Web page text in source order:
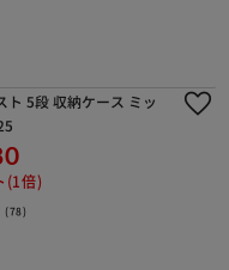
ト 5段 収納ケース ミッ
(1倍)
(78)